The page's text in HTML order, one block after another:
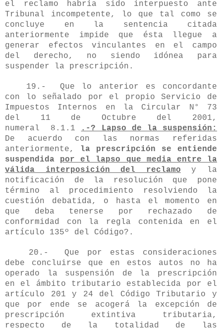
el reclamo habría sido interpuesto ante
Tribunal incompetente, lo que tal como se
concluye en la sentencia citada
anteriormente impide que ésta llegue a
generar efectos vinculantes en el campo
del derecho, no siendo idónea para
suspender la prescripción.
19.- Que lo anterior es concordante
con lo señalado por el propio Servicio de
Impuestos Internos en la
Circular N° 73
del 11 de Octubre del 2001,
numeral
8.1.1
.-? Lapso de la suspensión:
De acuerdo con las normas referidas
anteriormente, la prescripción se entiende
suspendida
por el lapso que media entre la
válida interposición del reclamo y la
notificación de la resolución que pone
término al procedimiento resolviendo la
cuestión debatida, o hasta el momento en
que deba tenerse por rechazado de
conformidad con la regla contenida en el
artículo 135º del Código?.
20.- Que por estas consideraciones
debe concluirse que en estos autos no ha
operado la suspensión de la prescripción
en el ámbito tributario establecida por el
artículo 201 y 24 del Código Tributario y
que por ende se acogerá la excepción de
prescripción extintiva tributaria,
respecto de la totalidad de las